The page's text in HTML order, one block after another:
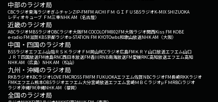
中部のラジオ局
CBCラジオ東海ラジオぎふチャンZIP-FMFM AICHI ＦＭ ＧＩＦＵ SBSラジオK-MIX SHIZUOKA
レディオキューブ ＦＭ三重NHK AM（名古屋）
近畿のラジオ局
ABCラジオMBSラジオOBCラジオ大阪FM COCOLOFM802FM大阪ラジオ関西Kiss FM KOBE
e-radio FM滋賀KBS京都ラジオα-STATION FM KYOTOwbs和歌山放送NHK AM（大阪）
中国・四国のラジオ局
BSSラジオエフエム山陰ＲＳＫラジオ ＦＭ岡山RCCラジオ広島FM ＫＲＹ山口放送エフエム山口
ＪＲＴ四国放送FM徳島RNC西日本放送FM香川RNB南海放送FM愛媛RKC高知放送エフエム高知
NHK AM（広島） NHK AM（松山）
九州・沖縄のラジオ局
RKBラジオKBCラジオLOVE FMCROSS FMFM FUKUOKAエフエム佐賀NBCラジオFM長崎RKKラジオ
FMKエフエム熊本OBSラジオエフエム大分宮崎放送エフエム宮崎ＭＢＣラジオμＦＭRBCiラジオ
ラジオ沖縄FM沖縄NHK AM（福岡）
全国のラジオ局